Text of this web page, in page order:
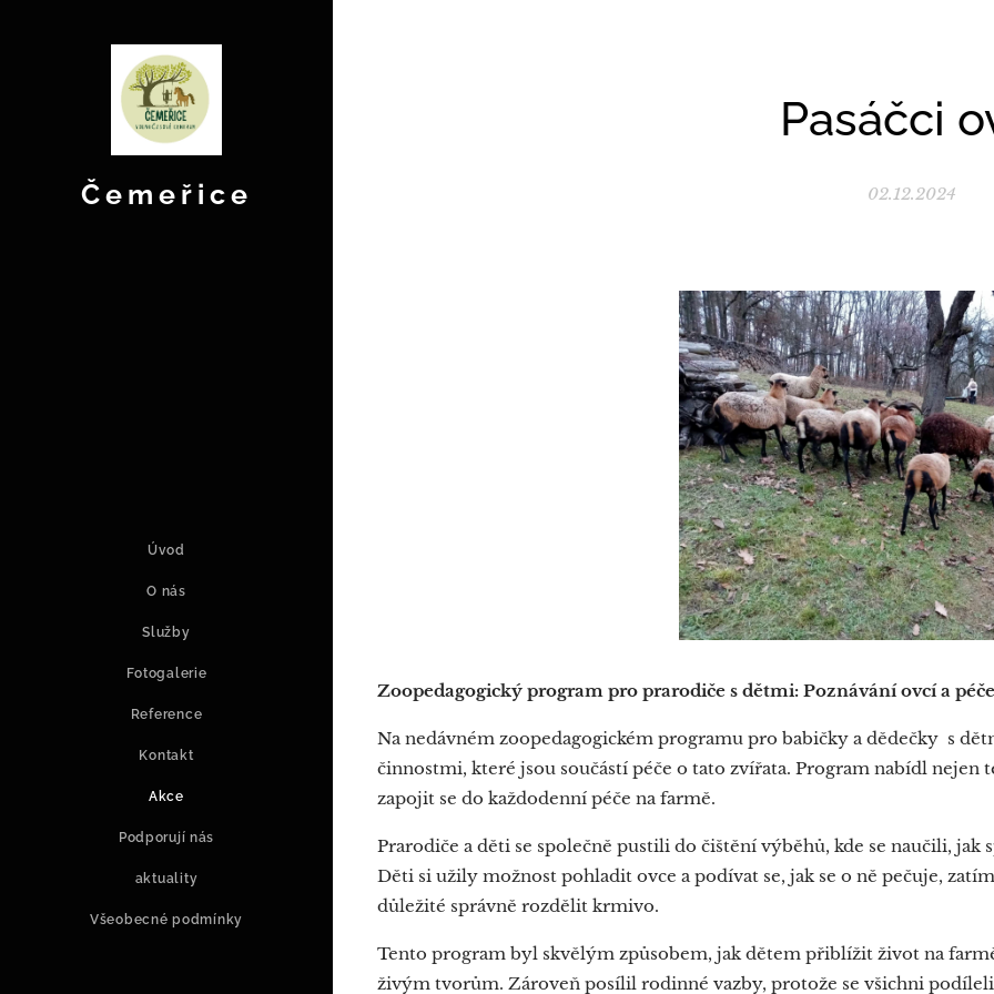
Čemeřice
Úvod
O nás
Služby
Fotogalerie
Reference
Kontakt
Akce
Podporují nás
aktuality
Všeobecné podmínky
Pasáčci
02.12.2024
Zoopedagogický program pro prarodiče s dětmi: Poznávání ovcí a
Na nedávném zoopedagogickém programu pro babičky a dědečky s
činnostmi, které jsou součástí péče o tato zvířata. Program nabídl
zapojit se do každodenní péče na farmě.
Prarodiče a děti se společně pustili do čištění výběhů, kde se naučili,
Děti si užily možnost pohladit ovce a podívat se, jak se o ně pečuje,
důležité správně rozdělit krmivo.
Tento program byl skvělým způsobem, jak dětem přiblížit život na
živým tvorům. Zároveň posílil rodinné vazby, protože se všichni podíleli